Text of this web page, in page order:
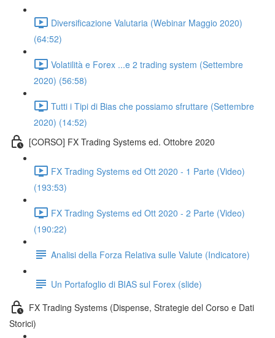
Diversificazione Valutaria (Webinar Maggio 2020)
(64:52)
Volatilità e Forex ...e 2 trading system (Settembre
2020) (56:58)
Tutti i Tipi di Bias che possiamo sfruttare (Settembre
2020) (14:52)
[CORSO] FX Trading Systems ed. Ottobre 2020
FX Trading Systems ed Ott 2020 - 1 Parte (Video)
(193:53)
FX Trading Systems ed Ott 2020 - 2 Parte (Video)
(190:22)
Analisi della Forza Relativa sulle Valute (Indicatore)
Un Portafoglio di BIAS sul Forex (slide)
FX Trading Systems (Dispense, Strategie del Corso e Dati
Storici)